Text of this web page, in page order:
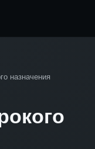
назначения